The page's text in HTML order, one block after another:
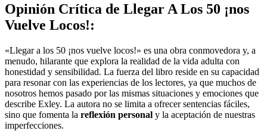
Opinión Crítica de Llegar A Los 50 ¡nos
Vuelve Locos!:
«Llegar a los 50 ¡nos vuelve locos!» es una obra conmovedora y, a
menudo, hilarante que explora la realidad de la vida adulta con
honestidad y sensibilidad. La fuerza del libro reside en su capacidad
para resonar con las experiencias de los lectores, ya que muchos de
nosotros hemos pasado por las mismas situaciones y emociones que
describe Exley. La autora no se limita a ofrecer sentencias fáciles,
sino que fomenta la reflexión personal y la aceptación de nuestras
imperfecciones.